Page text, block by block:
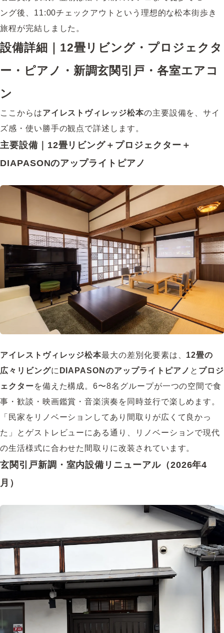
ング後、11:00チェックアウトという理想的な松本街歩き
旅程が完結しました。
設備詳細｜12畳リビング・プロジェクタ
ー・ピアノ・新調玄関引戸・各室エアコ
ン
ここからはアイレストヴィレッジ松本の主要設備を、サイ
ズ感・使い勝手の観点で詳述します。
主要設備｜12畳リビング＋プロジェクター＋
DIAPASONのアップライトピアノ
アイレストヴィレッジ松本最大の差別化要素は、 12畳の
広々リビングに DIAPASONのアップライトピアノ と プロジ
ェクターを備えた構成。6〜8名グループが一つの空間で食
事・歓談・映画鑑賞・音楽演奏を同時並行で楽しめます。
「民家をリノベーションしてあり間取りが広くて良かっ
た」とゲストレビューにある通り、リノベーションで現代
の生活様式に合わせた間取りに改装されています。
玄関引戸新調・室内設備リニューアル（2026年4
月）